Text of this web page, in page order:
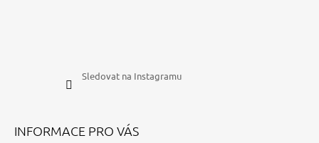
Sledovat na Instagramu
INFORMACE PRO VÁS